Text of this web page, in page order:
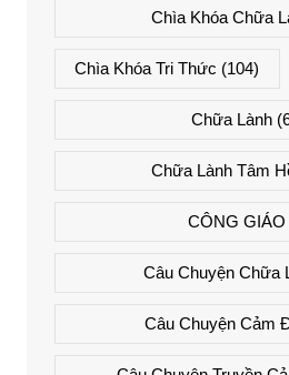
Chìa Khóa Chữa
Chìa Khóa Tri Thức (104)
Chữa Lành
Chữa Lành Tâm
CÔNG GIÁO
Câu Chuyện Chữa
Câu Chuyện Cảm